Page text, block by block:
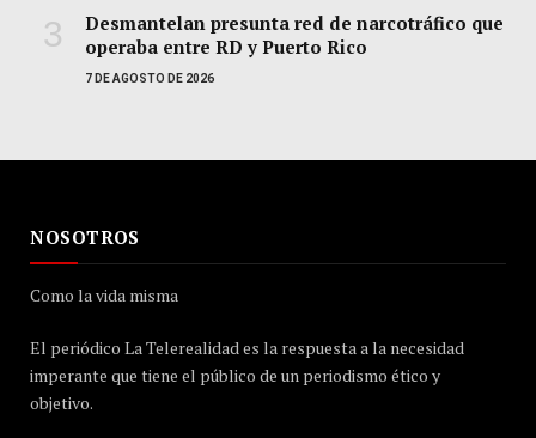
Desmantelan presunta red de narcotráfico que
operaba entre RD y Puerto Rico
7 DE AGOSTO DE 2026
NOSOTROS
Como la vida misma
El periódico La Telerealidad es la respuesta a la necesidad
imperante que tiene el público de un periodismo ético y
objetivo.